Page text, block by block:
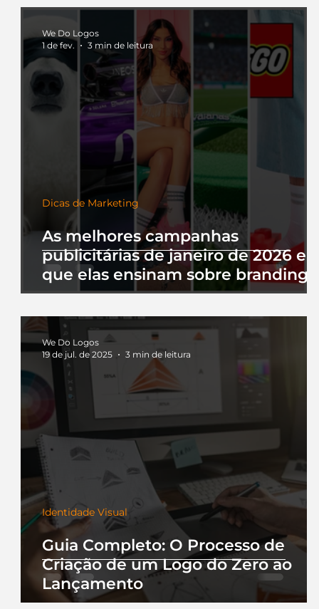
As melhores campanhas
publicitárias de janeiro de 2026 e
que elas ensinam sobre branding
Dicas de Marketing
We Do Logos
1 de fev.
3 min de leitura
Guia Completo: O Processo de
Criação de um Logo do Zero ao
Lançamento
Identidade Visual
We Do Logos
19 de jul. de 2025
3 min de leitura
começou.